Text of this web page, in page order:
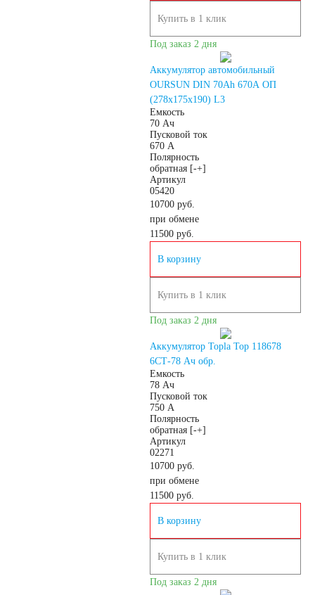
Купить в 1 клик
Под заказ 2 дня
Аккумулятор автомобильный
OURSUN DIN 70Ah 670A ОП
(278х175х190) L3
Емкость
70 Ач
Пусковой ток
670 А
Полярность
обратная [-+]
Артикул
05420
10700 руб.
при обмене
11500 руб.
В корзину
Купить в 1 клик
Под заказ 2 дня
Аккумулятор Topla Top 118678
6СТ-78 Ач обр.
Емкость
78 Ач
Пусковой ток
750 А
Полярность
обратная [-+]
Артикул
02271
10700 руб.
при обмене
11500 руб.
В корзину
Купить в 1 клик
Под заказ 2 дня